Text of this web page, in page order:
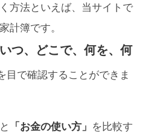
方法といえば、当サイトで
計簿です。
いつ、どこで、何を、何
目で確認することができま
「お金の使い方」 を比較す